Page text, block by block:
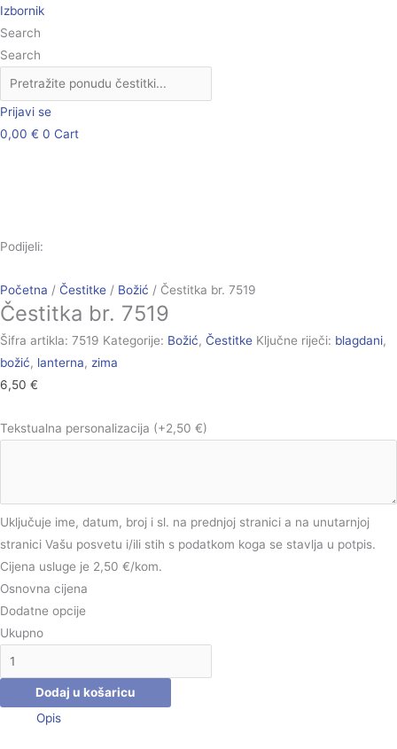
Skip
to
content
Izbornik
Search
Search
Prijavi se
0,00 € 0 Cart
Podijeli:
Početna / Čestitke / Božić / Čestitka br. 7519
Čestitka br. 7519
Šifra artikla: 7519 Kategorije: Božić, Čestitke Ključne riječi: blagdani,
božić, lanterna, zima
6,50 €
Tekstualna personalizacija (+2,50 €)
Uključuje ime, datum, broj i sl. na prednjoj stranici a na unutarnjoj
stranici Vašu posvetu i/ili stih s podatkom koga se stavlja u potpis.
Cijena usluge je 2,50 €/kom.
Osnovna cijena
Dodatne opcije
Ukupno
Čestitka
br.
7519
količina
Dodaj u košaricu
Opis